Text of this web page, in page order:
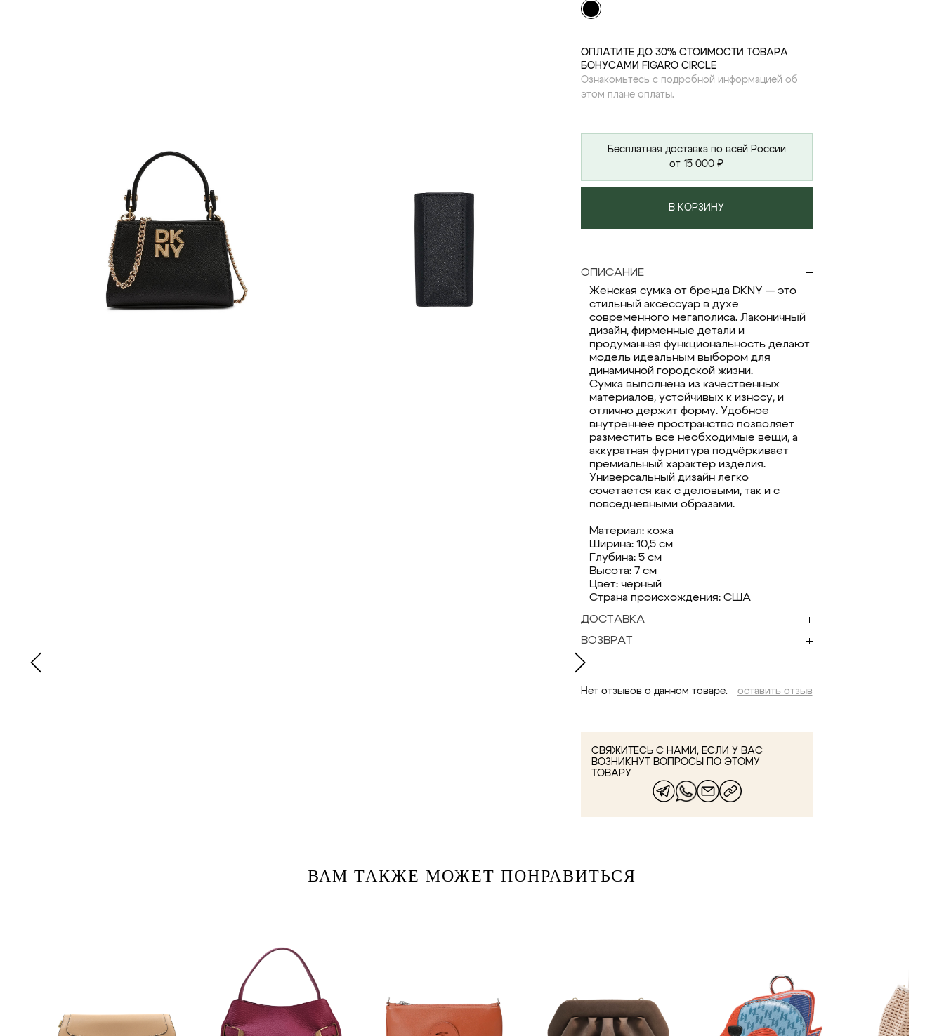
ОПЛАТИТЕ ДО 30% СТОИМОСТИ ТОВАРА
БОНУСАМИ FIGARO CIRCLE
Ознакомьтесь с подробной информацией об
этом плане оплаты.
Бесплатная доставка по всей России
от 15 000 ₽
В КОРЗИНУ
ОПИСАНИЕ
Женская сумка от бренда DKNY — это
стильный аксессуар в духе
современного мегаполиса. Лаконичный
дизайн, фирменные детали и
продуманная функциональность делают
модель идеальным выбором для
динамичной городской жизни.
Сумка выполнена из качественных
материалов, устойчивых к износу, и
отлично держит форму. Удобное
внутреннее пространство позволяет
разместить все необходимые вещи, а
аккуратная фурнитура подчёркивает
премиальный характер изделия.
Универсальный дизайн легко
сочетается как с деловыми, так и с
повседневными образами.
Материал: кожа
Ширина: 10,5 см
Глубина: 5 см
Высота: 7 см
Цвет: черный
Страна происхождения: США
ДОСТАВКА
ВОЗВРАТ
Нет отзывов о данном товаре. оставить отзыв
СВЯЖИТЕСЬ С НАМИ, ЕСЛИ У ВАС
ВОЗНИКНУТ ВОПРОСЫ ПО ЭТОМУ
ТОВАРУ
ВАМ ТАКЖЕ МОЖЕТ ПОНРАВИТЬСЯ